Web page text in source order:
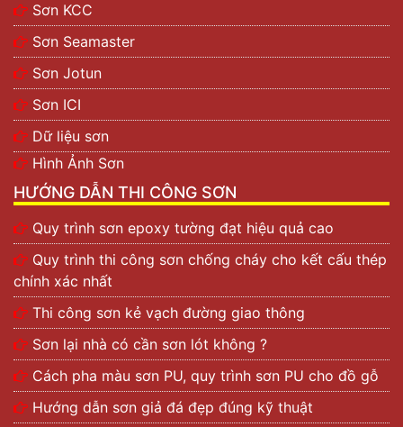
Sơn KCC
Sơn Seamaster
Sơn Jotun
Sơn ICI
Dữ liệu sơn
Hình Ảnh Sơn
HƯỚNG DẪN THI CÔNG SƠN
Quy trình sơn epoxy tường đạt hiệu quả cao
Quy trình thi công sơn chống cháy cho kết cấu thép
chính xác nhất
Thi công sơn kẻ vạch đường giao thông
Sơn lại nhà có cần sơn lót không ?
Cách pha màu sơn PU, quy trình sơn PU cho đồ gỗ
Hướng dẫn sơn giả đá đẹp đúng kỹ thuật